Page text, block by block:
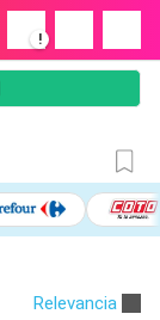
!
Relevancia